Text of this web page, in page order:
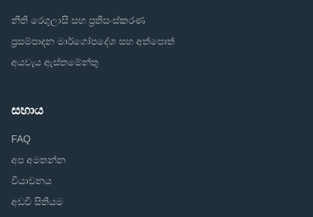
නීති රෙගුලාසි සහ ප්‍රතිසංස්කරණ
ප්‍රසම්පාදන මාර්ගෝපදේශ සහ අත්පොත්
අයවැය ඇස්තමේන්තු
සහාය
FAQ
අප අමතන්න
වියාචනය
අඩවි සිතියම